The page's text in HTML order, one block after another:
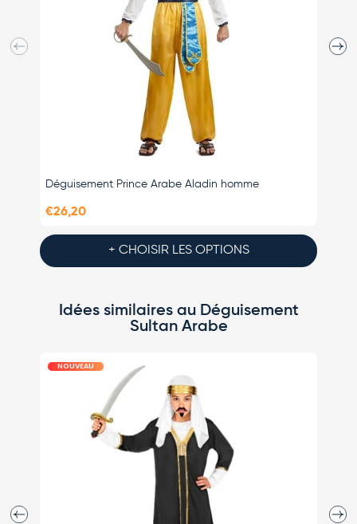
Déguisement Prince Arabe Aladin homme
€26,20
+ CHOISIR LES OPTIONS
Précédent
Idées similaires au Déguisement
Sultan Arabe
NOUVEAU
Précédent